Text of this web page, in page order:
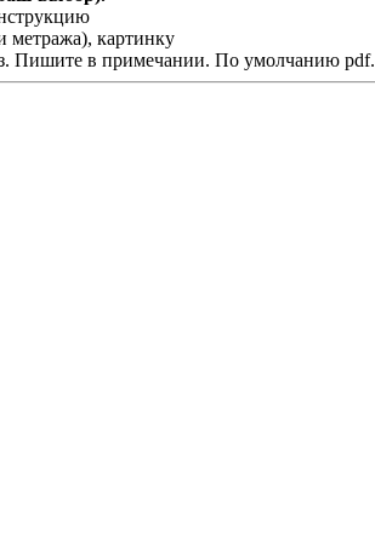
метража), картинку
Пишите в примечании. По умолчанию pdf.